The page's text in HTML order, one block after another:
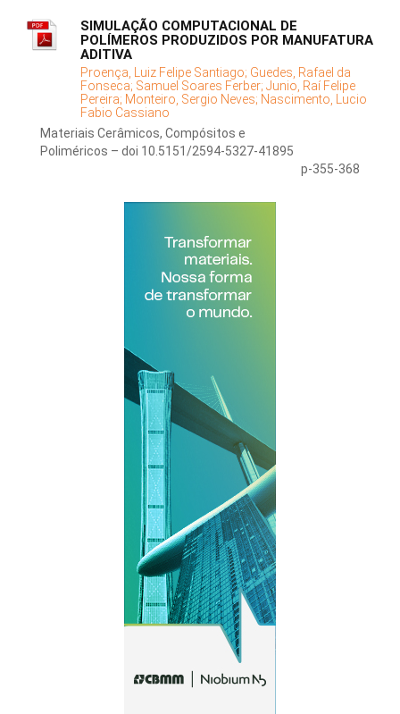
SIMULAÇÃO COMPUTACIONAL DE
POLÍMEROS PRODUZIDOS POR MANUFATURA
ADITIVA
Proença, Luiz Felipe Santiago; Guedes, Rafael da
Fonseca; Samuel Soares Ferber; Junio, Raí Felipe
Pereira; Monteiro, Sergio Neves; Nascimento, Lucio
Fabio Cassiano
Materiais Cerâmicos, Compósitos e
Poliméricos – doi 10.5151/2594-5327-41895
p-355-368